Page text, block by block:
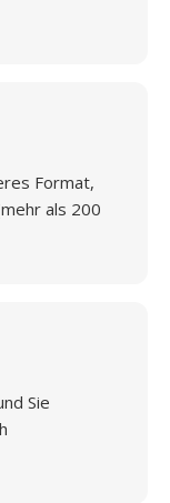
Format,
als 200
Sie